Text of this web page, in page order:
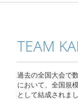
TEAM
過去の全国大会で
において、全国規
として結成されまし